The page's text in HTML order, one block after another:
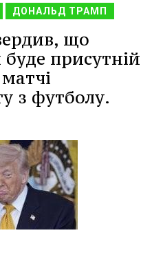
ДОНАЛЬД ТРАМП
що
присутній
з футболу.